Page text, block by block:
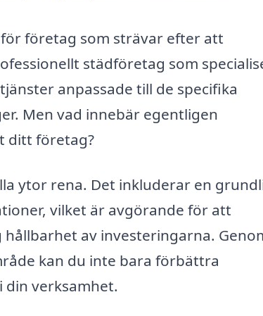
företag som strävar efter att
städföretag som
anpassade till de specifika
Men vad innebär egentligen
ditt företag?
ytor rena. Det inkluderar en
vilket är avgörande för att
av investeringarna.
kan du inte bara förbättra
verksamhet.